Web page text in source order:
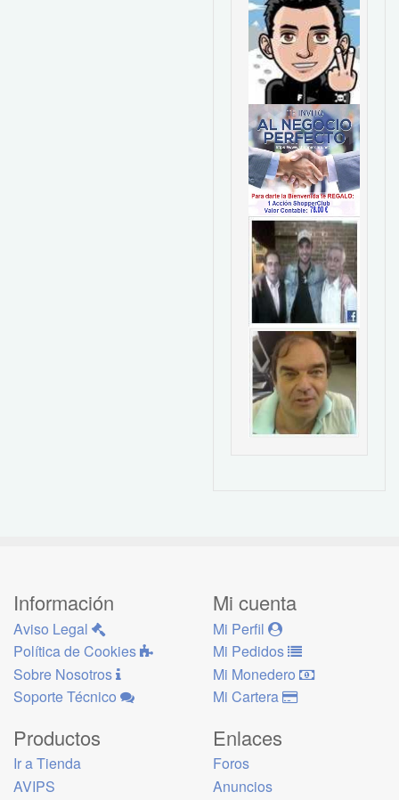
Información
Aviso Legal
Política de Cookies
Sobre Nosotros
Soporte Técnico
Mi cuenta
Mi Perfil
Mi Pedidos
Mi Monedero
Mi Cartera
Productos
Ir a Tienda
AVIPS
Enlaces
Foros
Anuncios